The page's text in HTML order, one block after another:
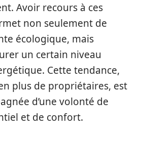
Avoir recours à ces
non seulement de
écologique, mais
un certain niveau
Cette tendance,
plus de propriétaires, est
d’une volonté de
et de confort.